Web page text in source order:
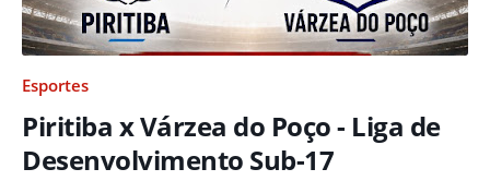
Esportes
Piritiba x Várzea do Poço - Liga de
Desenvolvimento Sub-17